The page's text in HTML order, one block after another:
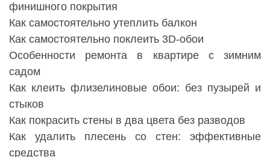
финишного покрытия
Как самостоятельно утеплить балкон
Как самостоятельно поклеить 3D-обои
Особенности ремонта в квартире с зимним
садом
Как клеить флизелиновые обои: без пузырей и
стыков
Как покрасить стены в два цвета без разводов
Как удалить плесень со стен: эффективные
средства